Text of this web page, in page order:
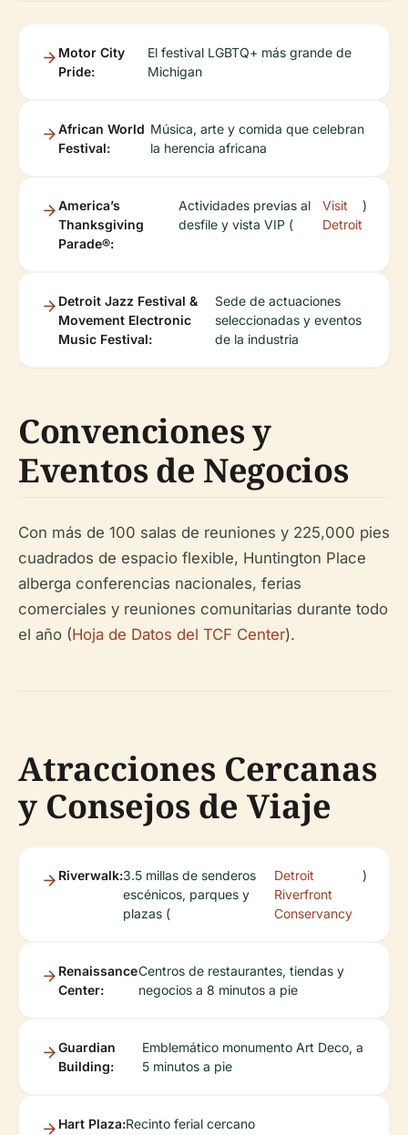
Motor City
Pride:
El festival LGBTQ+ más grande de
Michigan
African World
Festival:
Música, arte y comida que celebran
la herencia africana
America’s
Thanksgiving
Parade®️:
Actividades previas al
desfile y vista VIP (
Visit
Detroit
)
Detroit Jazz Festival &
Movement Electronic
Music Festival:
Sede de actuaciones
seleccionadas y eventos
de la industria
Convenciones y
Eventos de Negocios
Con más de 100 salas de reuniones y 225,000 pies
cuadrados de espacio flexible, Huntington Place
alberga conferencias nacionales, ferias
comerciales y reuniones comunitarias durante todo
el año (Hoja de Datos del TCF Center).
Atracciones Cercanas
y Consejos de Viaje
Riverwalk:3.5 millas de senderos
escénicos, parques y
plazas (
Detroit
Riverfront
Conservancy
)
Renaissance
Center:
Centros de restaurantes, tiendas y
negocios a 8 minutos a pie
Guardian
Building:
Emblemático monumento Art Deco, a
5 minutos a pie
Hart Plaza:Recinto ferial cercano